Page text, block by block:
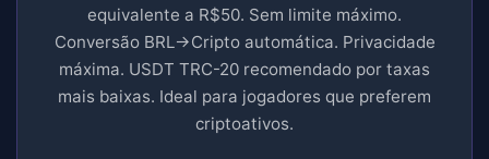
equivalente a R$50. Sem limite máximo.
Conversão BRL→Cripto automática. Privacidade
máxima. USDT TRC-20 recomendado por taxas
mais baixas. Ideal para jogadores que preferem
criptoativos.